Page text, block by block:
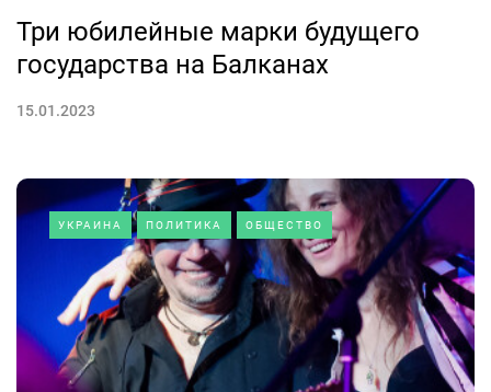
Три юбилейные марки будущего
государства на Балканах
15.01.2023
УКРАИНА ПОЛИТИКА ОБЩЕСТВО